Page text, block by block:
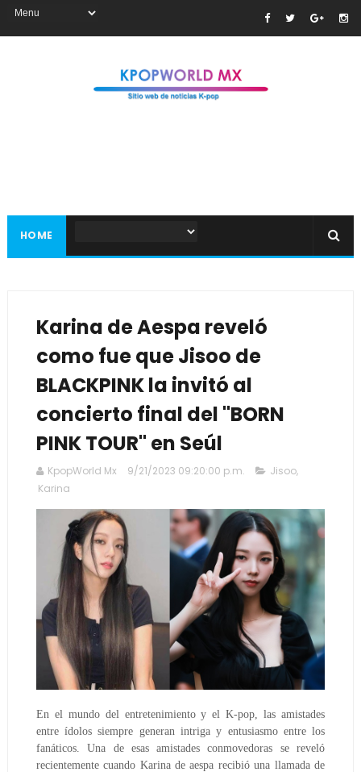
HOME
Karina de Aespa reveló
como fue que Jisoo de
BLACKPINK la invitó al
concierto final del "BORN
PINK TOUR" en Seúl
KpopWorld Mx 9/21/2023 09:20:00 p.m. Jisoo,
Karina
En el mundo del entretenimiento y el K-pop, las amistades
entre ídolos siempre generan intriga y entusiasmo entre los
fanáticos.Una de esas amistades conmovedoras se reveló
recientemente cuando Karina de aespa recibió una llamada de